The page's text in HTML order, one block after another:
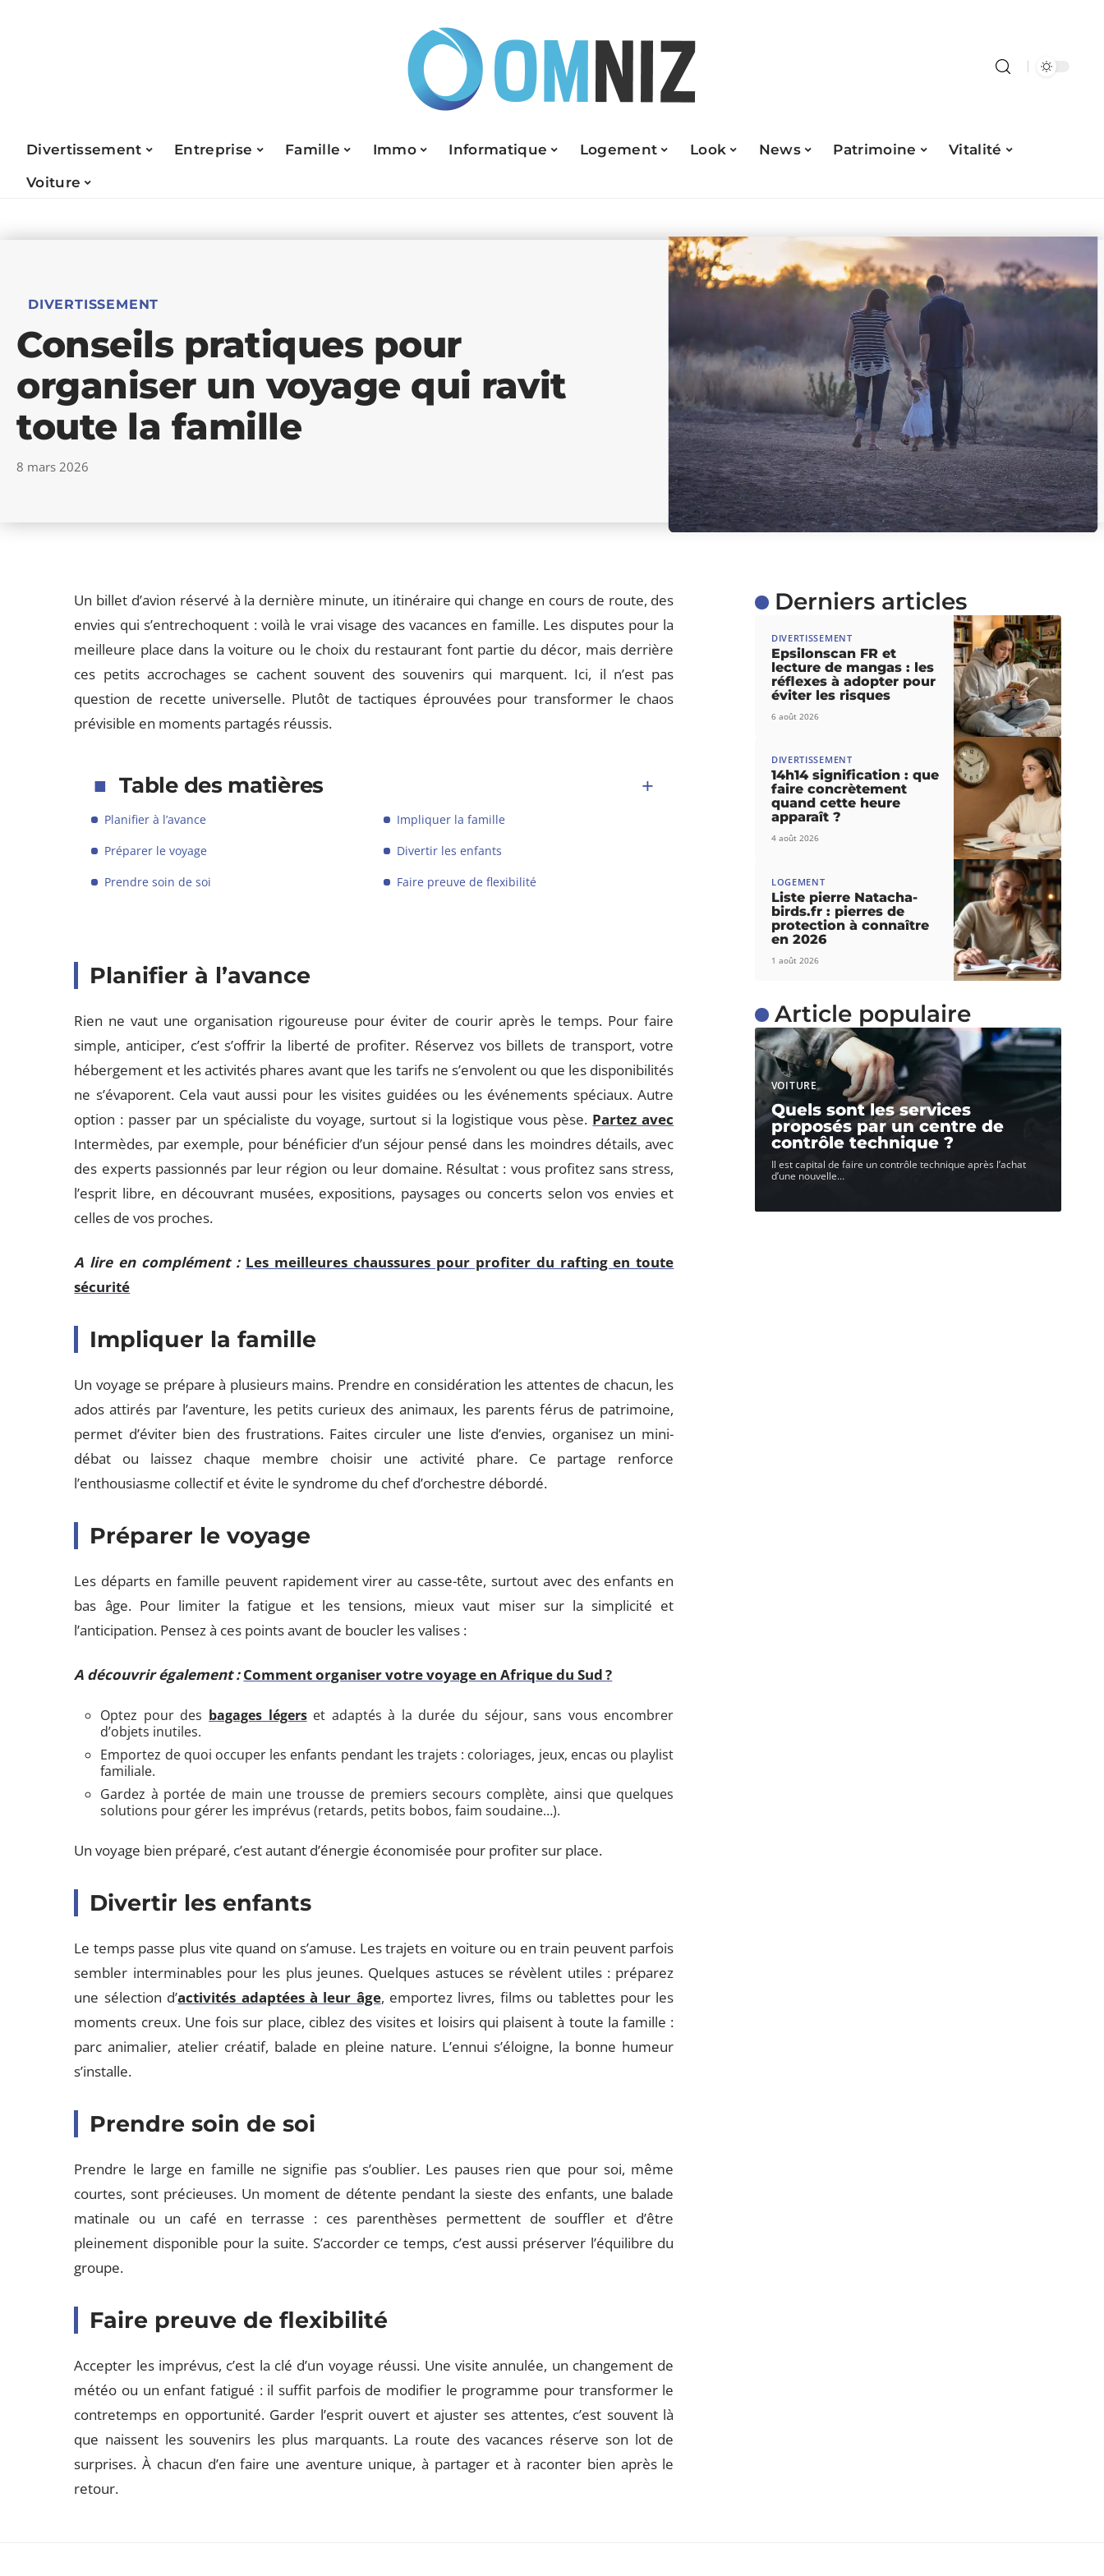
Divertissement Entreprise Famille Immo Informatique Logement Look News Patrimoine
Vitalité
Voiture
DIVERTISSEMENT
Conseils pratiques pour
organiser un voyage qui ravit
toute la famille
8 mars 2026
Un billet d’avion réservé à la dernière minute, un itinéraire qui change en cours de route, des
envies qui s’entrechoquent : voilà le vrai visage des vacances en famille. Les disputes pour la
meilleure place dans la voiture ou le choix du restaurant font partie du décor, mais derrière
ces petits accrochages se cachent souvent des souvenirs qui marquent. Ici, il n’est pas
question de recette universelle. Plutôt de tactiques éprouvées pour transformer le chaos
prévisible en moments partagés réussis.
Table des matières
Planifier à l’avance
Impliquer la famille
Préparer le voyage
Divertir les enfants
Prendre soin de soi
Faire preuve de flexibilité
Planifier à l’avance
Rien ne vaut une organisation rigoureuse pour éviter de courir après le temps. Pour faire
simple, anticiper, c’est s’offrir la liberté de profiter. Réservez vos billets de transport, votre
hébergement et les activités phares avant que les tarifs ne s’envolent ou que les disponibilités
ne s’évaporent. Cela vaut aussi pour les visites guidées ou les événements spéciaux. Autre
option : passer par un spécialiste du voyage, surtout si la logistique vous pèse. Partez avec
Intermèdes, par exemple, pour bénéficier d’un séjour pensé dans les moindres détails, avec
des experts passionnés par leur région ou leur domaine. Résultat : vous profitez sans stress,
l’esprit libre, en découvrant musées, expositions, paysages ou concerts selon vos envies et
celles de vos proches.
A lire en complément : Les meilleures chaussures pour profiter du rafting en toute
sécurité
Impliquer la famille
Un voyage se prépare à plusieurs mains. Prendre en considération les attentes de chacun, les
ados attirés par l’aventure, les petits curieux des animaux, les parents férus de patrimoine,
permet d’éviter bien des frustrations. Faites circuler une liste d’envies, organisez un mini-
débat ou laissez chaque membre choisir une activité phare. Ce partage renforce
l’enthousiasme collectif et évite le syndrome du chef d’orchestre débordé.
Préparer le voyage
Les départs en famille peuvent rapidement virer au casse-tête, surtout avec des enfants en
bas âge. Pour limiter la fatigue et les tensions, mieux vaut miser sur la simplicité et
l’anticipation. Pensez à ces points avant de boucler les valises :
A découvrir également : Comment organiser votre voyage en Afrique du Sud ?
Optez pour des bagages légerset adaptés à la durée du séjour, sans vous encombrer
d’objets inutiles.
Emportez de quoi occuper les enfants pendant les trajets : coloriages, jeux, encas ou playlist
familiale.
Gardez à portée de main une trousse de premiers secours complète, ainsi que quelques
solutions pour gérer les imprévus (retards, petits bobos, faim soudaine…).
Un voyage bien préparé, c’est autant d’énergie économisée pour profiter sur place.
Divertir les enfants
Le temps passe plus vite quand on s’amuse. Les trajets en voiture ou en train peuvent parfois
sembler interminables pour les plus jeunes. Quelques astuces se révèlent utiles : préparez
une sélection d’activités adaptées à leur âge, emportez livres, films ou tablettes pour les
moments creux. Une fois sur place, ciblez des visites et loisirs qui plaisent à toute la famille :
parc animalier, atelier créatif, balade en pleine nature. L’ennui s’éloigne, la bonne humeur
s’installe.
Prendre soin de soi
Prendre le large en famille ne signifie pas s’oublier. Les pauses rien que pour soi, même
courtes, sont précieuses. Un moment de détente pendant la sieste des enfants, une balade
matinale ou un café en terrasse : ces parenthèses permettent de souffler et d’être
pleinement disponible pour la suite. S’accorder ce temps, c’est aussi préserver l’équilibre du
groupe.
Faire preuve de flexibilité
Accepter les imprévus, c’est la clé d’un voyage réussi. Une visite annulée, un changement de
météo ou un enfant fatigué : il suffit parfois de modifier le programme pour transformer le
contretemps en opportunité. Garder l’esprit ouvert et ajuster ses attentes, c’est souvent là
que naissent les souvenirs les plus marquants. La route des vacances réserve son lot de
surprises. À chacun d’en faire une aventure unique, à partager et à raconter bien après le
retour.
Derniers articles
DIVERTISSEMENT
Epsilonscan FR et
lecture de mangas : les
réflexes à adopter pour
éviter les risques
6 août 2026
DIVERTISSEMENT
14h14 signification : que
faire concrètement
quand cette heure
apparaît ?
4 août 2026
LOGEMENT
Liste pierre Natacha-
birds.fr : pierres de
protection à connaître
en 2026
1 août 2026
Article populaire
VOITURE
Quels sont les services
proposés par un centre de
contrôle technique ?
Il est capital de faire un contrôle technique après l’achat
d’une nouvelle…